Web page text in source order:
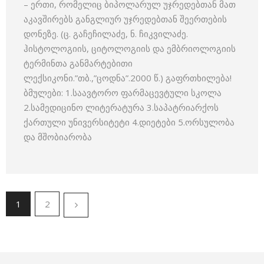
– ერთი, რომელიც ბიპოლარულ უჯრე­დებთან მათ
აკავშირებს განგლიურ უჯრედებთან შეერთების
დონეზე.­ (ც. გაჩეჩილაძე, ნ. ჩიკვილაძე.
ჰისტოლოგიის, ციტოლოგიის და ემბრიოლოგიის
ტერმინთა განმარტებითი
ლექსიკონი.”თბ.,”ცოდნა”.2000 წ.) გაფრთხილება!
ბმულები: 1.საავტორო ფარმაცევტული სკოლა
2.სამედიცინო ლიტერატურა 3.საპატრიარქოს
ქართული უნივერსიტეტი 4.დიეტები 5.ორსულობა
და მშობიარობა
1 2